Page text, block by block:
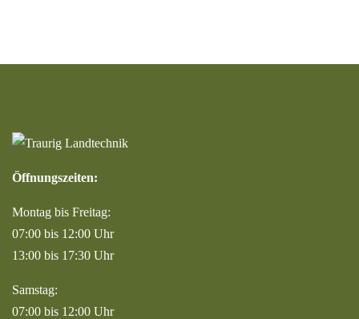
Öffnungszeiten:
Montag bis Freitag:
07:00 bis 12:00 Uhr
13:00 bis 17:30 Uhr
Samstag:
07:00 bis 12:00 Uhr